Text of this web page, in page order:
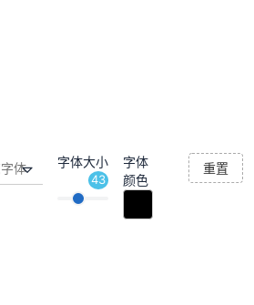
字体大小
43
字体
颜色
重置